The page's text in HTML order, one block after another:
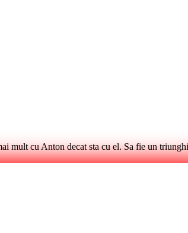
mult cu Anton decat sta cu el. Sa fie un